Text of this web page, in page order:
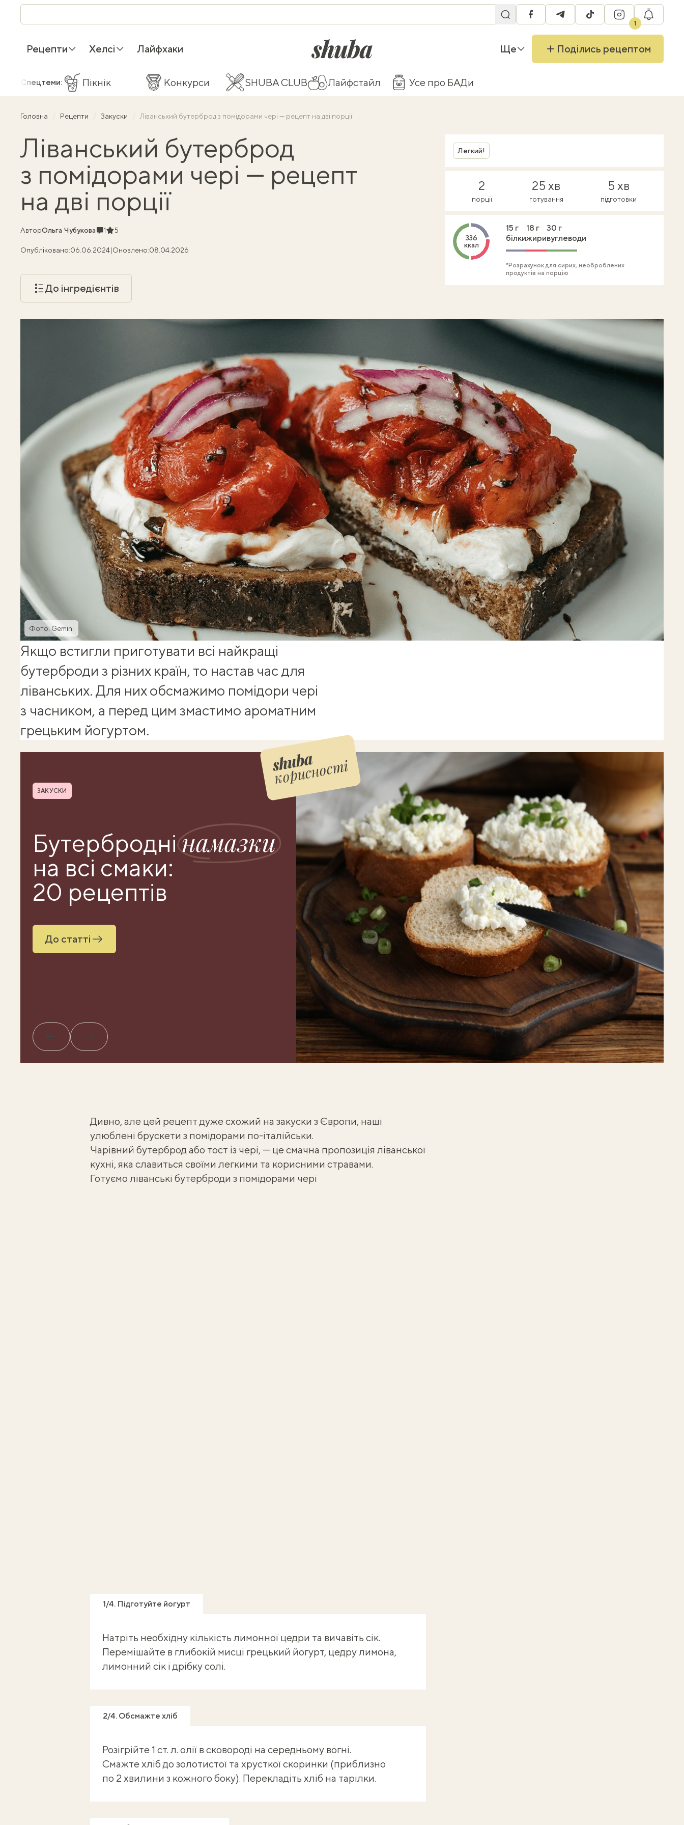
facebooktelegramtiktok instagram
1
Рецепти Хелсі Лайфхаки shuba.life Ще Поділись рецептом
Спецтеми: Пікнік Конкурси SHUBA CLUB Лайфстайл Усе про БАДи
Головна Рецепти Закуски Ліванський бутерброд з помідорами чері — рецепт на дві порції
Ліванський бутерброд
з помідорами чері — рецепт
на дві порції
АвторОльга ЧубуковаКоментарі
1Рейтинг
5
Опубліковано:06.06.2024|Оновлено:08.04.2026
До інгредієнтів
Фото: Gemini
Легкий!
2
порції
25 хв
готування
5 хв
підготовки
336
ккал
15 г
білки
18 г
жири
30 г
вуглеводи
*Розрахунок для сирих, необроблених
продуктів на порцію
Якщо встигли приготувати всі найкращі
бутерброди з різних країн, то настав час для
ліванських. Для них обсмажимо помідори чері
з часником, а перед цим змастимо ароматним
грецьким йогуртом.
корисності
Рубрика
ЗАКУСКИ
Бутерброднінамазки
на всі смаки:
20 рецептів
До статті
Назад Вперед
Дивно, але цей рецепт дуже схожий на закуски з Європи, наші
улюблені брускети з помідорами по-італійськи.
Чарівний бутерброд або тост із чері, — це смачна пропозиція ліванської
кухні, яка славиться своїми легкими та корисними стравами.
Готуємо ліванські бутерброди з помідорами чері
1/4. Підготуйте йогурт
Натріть необхідну кількість лимонної цедри та вичавіть сік.
Перемішайте в глибокій мисці грецький йогурт, цедру лимона,
лимонний сік і дрібку солі.
2/4. Обсмажте хліб
Розігрійте 1 ст. л. олії в сковороді на середньому вогні.
Смажте хліб до золотистої та хрусткої скоринки (приблизно
по 2 хвилини з кожного боку). Перекладіть хліб на тарілки.